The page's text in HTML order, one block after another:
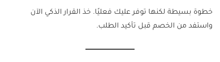
خطوة بسيطة لكنها توفر عليك فعليًا. خذ القرار الذكي الآن
واستفد من الخصم قبل تأكيد الطلب.